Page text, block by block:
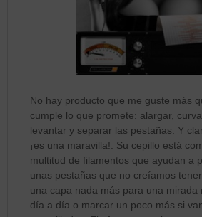
No hay producto que me guste más
cumple lo que promete: alargar,
levantar y separar las pestañas. Y
¡es una maravilla!. Su cepillo está
multitud de filamentos que ayudan a
unas pestañas que no creíamos
una capa nada más para una mirada
día a día o marcar un poco más si